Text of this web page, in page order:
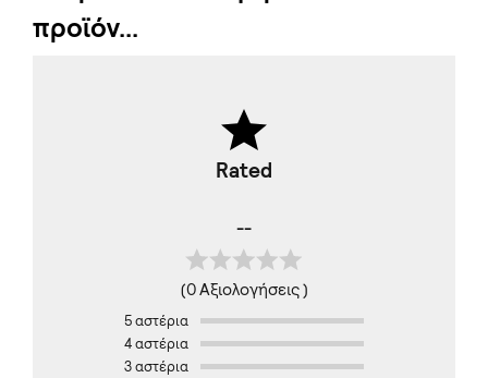
προϊόν...
Rated
--
(0 Αξιολογήσεις )
5 αστέρια
4 αστέρια
3 αστέρια